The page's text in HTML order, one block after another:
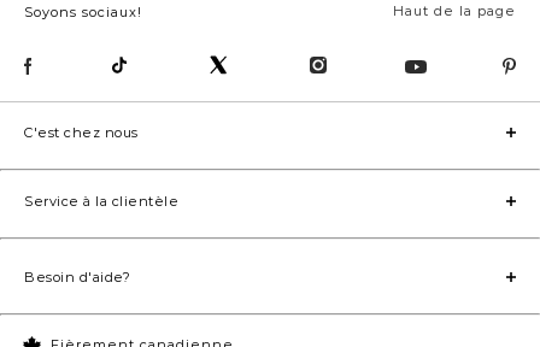
Haut de la page
Soyons sociaux!
C'est chez nous
Service à la clientèle
Besoin d'aide?